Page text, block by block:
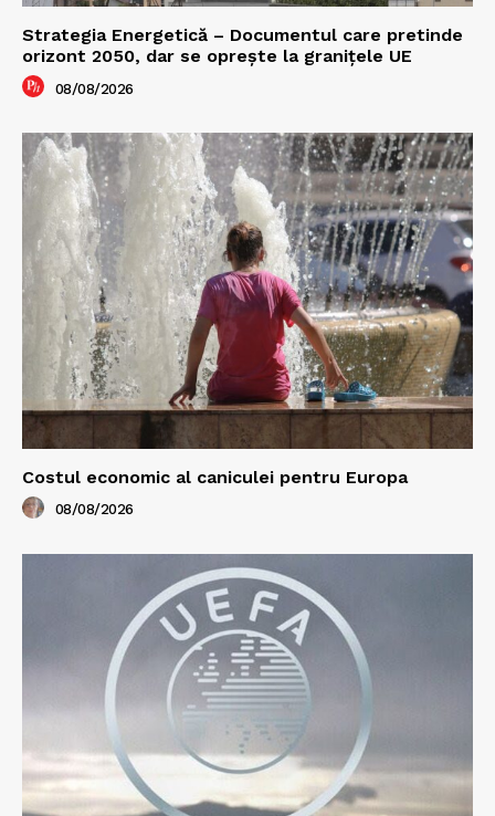
Strategia Energetică – Documentul care pretinde
orizont 2050, dar se oprește la granițele UE
08/08/2026
Costul economic al caniculei pentru Europa
08/08/2026